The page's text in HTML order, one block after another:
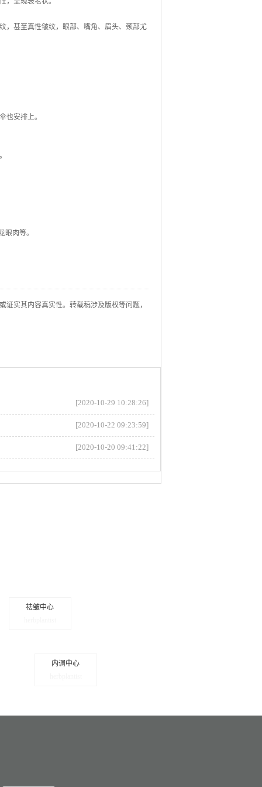
，甚至真性皱纹，眼部、嘴角、眉头、颈部尤
也安排上。
肉等。
实其内容真实性。转载稿涉及版权等问题，
[2020-10-29 10:28:26]
[2020-10-22 09:23:59]
[2020-10-20 09:41:22]
祛皱中心
内调中心